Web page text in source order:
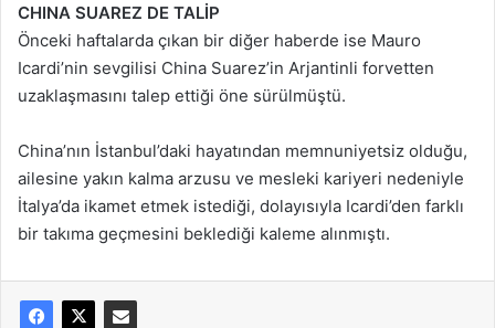
CHINA SUAREZ DE TALİP
Önceki haftalarda çıkan bir diğer haberde ise Mauro
Icardi’nin sevgilisi China Suarez’in Arjantinli forvetten
uzaklaşmasını talep ettiği öne sürülmüştü.
China’nın İstanbul’daki hayatından memnuniyetsiz olduğu,
ailesine yakın kalma arzusu ve mesleki kariyeri nedeniyle
İtalya’da ikamet etmek istediği, dolayısıyla Icardi’den farklı
bir takıma geçmesini beklediği kaleme alınmıştı.